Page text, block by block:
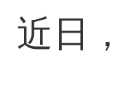
近日